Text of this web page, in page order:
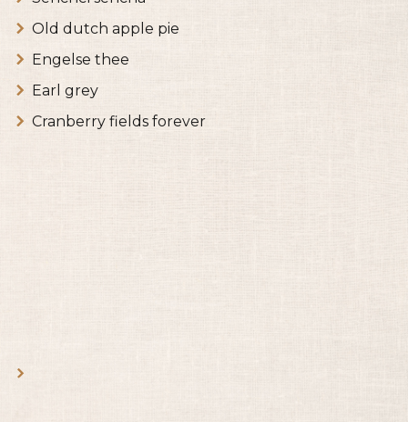
Old dutch apple pie
Engelse thee
Earl grey
Cranberry fields forever